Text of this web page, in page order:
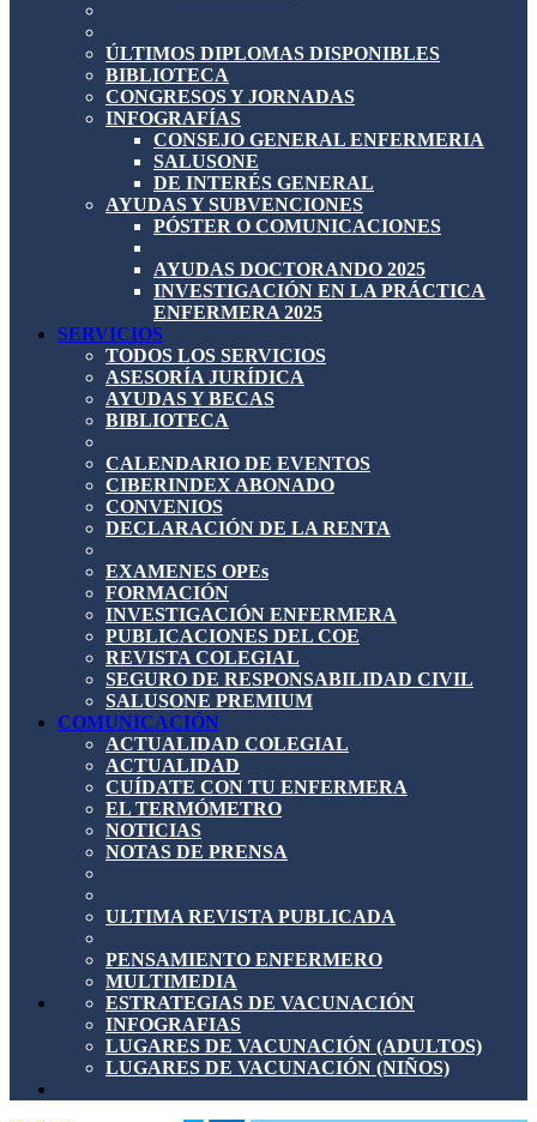
ÚLTIMOS DIPLOMAS DISPONIBLES
BIBLIOTECA
CONGRESOS Y JORNADAS
INFOGRAFÍAS
CONSEJO GENERAL ENFERMERIA
SALUSONE
DE INTERÉS GENERAL
AYUDAS Y SUBVENCIONES
PÓSTER O COMUNICACIONES
AYUDAS DOCTORANDO 2025
INVESTIGACIÓN EN LA PRÁCTICA
ENFERMERA 2025
SERVICIOS
TODOS LOS SERVICIOS
ASESORÍA JURÍDICA
AYUDAS Y BECAS
BIBLIOTECA
CALENDARIO DE EVENTOS
CIBERINDEX ABONADO
CONVENIOS
DECLARACIÓN DE LA RENTA
EXAMENES OPEs
FORMACIÓN
INVESTIGACIÓN ENFERMERA
PUBLICACIONES DEL COE
REVISTA COLEGIAL
SEGURO DE RESPONSABILIDAD CIVIL
SALUSONE PREMIUM
COMUNICACIÓN
ACTUALIDAD COLEGIAL
ACTUALIDAD
CUÍDATE CON TU ENFERMERA
EL TERMÓMETRO
NOTICIAS
NOTAS DE PRENSA
ULTIMA REVISTA PUBLICADA
PENSAMIENTO ENFERMERO
MULTIMEDIA
ESTRATEGIAS DE VACUNACIÓN
INFOGRAFIAS
LUGARES DE VACUNACIÓN (ADULTOS)
LUGARES DE VACUNACIÓN (NIÑOS)